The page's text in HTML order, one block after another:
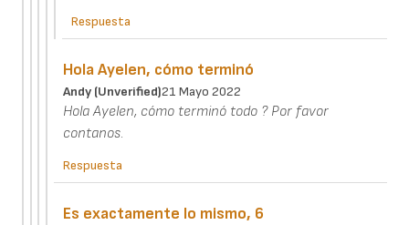
Respuesta
Hola Ayelen, cómo terminó
Andy (unverified)21 Mayo 2022
Hola Ayelen, cómo terminó todo ? Por favor
contanos.
Respuesta
Es exactamente lo mismo, 6